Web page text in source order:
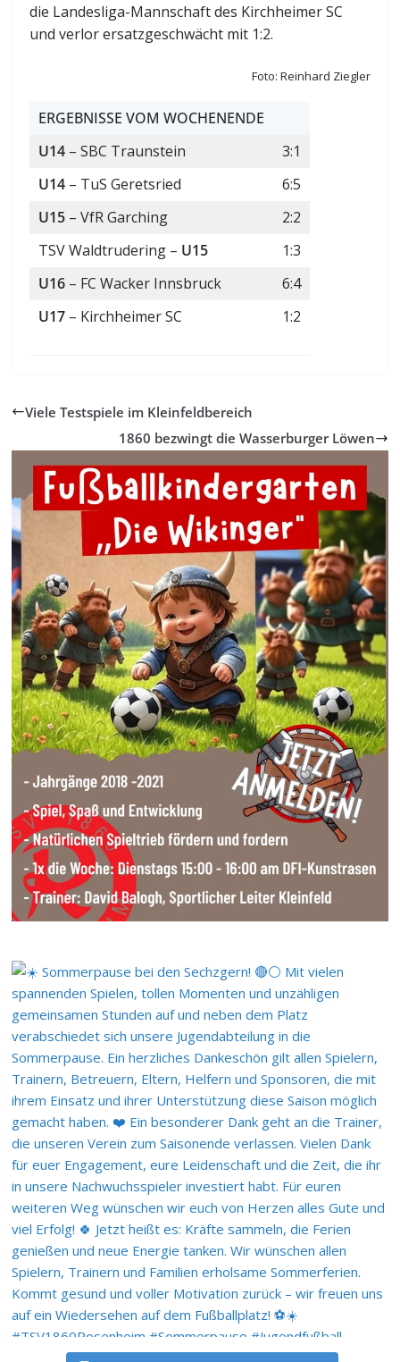
die Landesliga-Mannschaft des Kirchheimer SC
und verlor ersatzgeschwächt mit 1:2.
Foto: Reinhard Ziegler
ERGEBNISSE VOM WOCHENENDE
U14 – SBC Traunstein
3:1
U14 – TuS Geretsried
6:5
U15 – VfR Garching
2:2
TSV Waldtrudering – U15
1:3
U16 – FC Wacker Innsbruck
6:4
U17 – Kirchheimer SC 1:2
Viele Testspiele im Kleinfeldbereich
1860 bezwingt die Wasserburger Löwen